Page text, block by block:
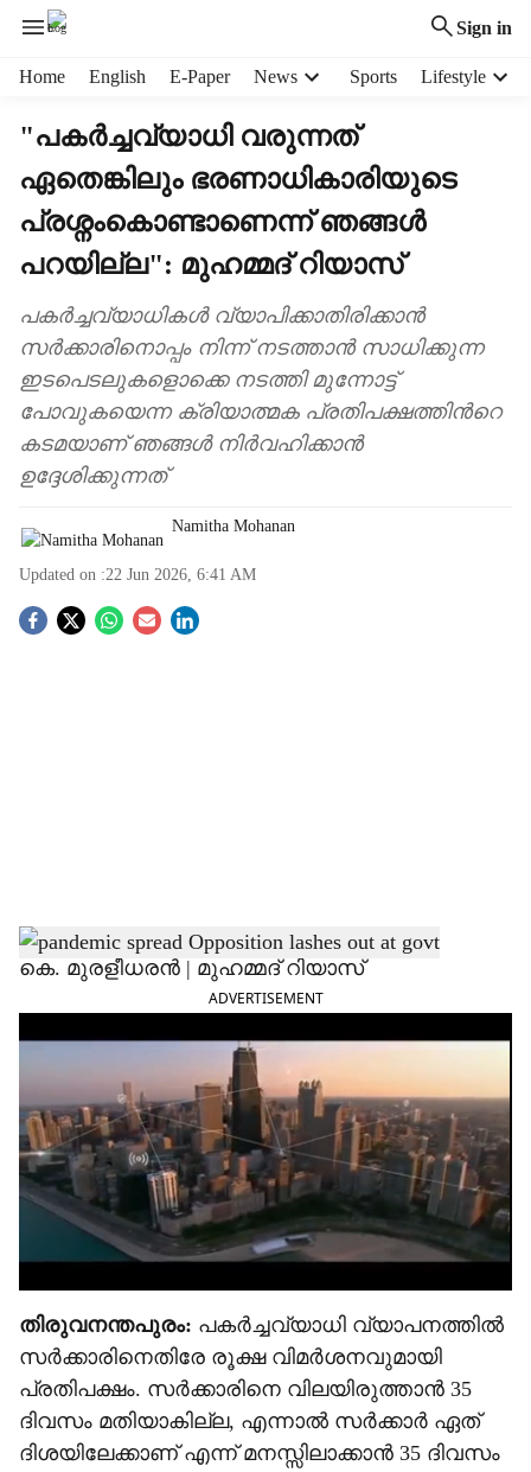
Sign in
Home English E-Paper News Sports Lifestyle
"പകർച്ചവ്യാധി വരുന്നത്
ഏതെങ്കിലും ഭരണാധികാരിയുടെ
പ്രശ്നംകൊണ്ടാണെന്ന് ഞങ്ങൾ
പറയില്ല": മുഹമ്മദ് റിയാസ്
പകർച്ചവ്യാധികൾ വ്യാപിക്കാതിരിക്കാൻ
സർക്കാരിനൊപ്പം നിന്ന് നടത്താൻ സാധിക്കുന്ന
ഇടപെടലുകളൊക്കെ നടത്തി മുന്നോട്ട്
പോവുകയെന്ന ക്രിയാത്മക പ്രതിപക്ഷത്തിന്‍റെ
കടമയാണ് ഞങ്ങൾ നിർവഹിക്കാൻ
ഉദ്ദേശിക്കുന്നത്
Namitha Mohanan
Updated on :22 Jun 2026, 6:41 AM
S
h
a
e
കെ. മുരളീധരൻ | മുഹമ്മദ് റിയാസ്
ADVERTISEMENT
തിരുവനന്തപുരം: പകർച്ചവ്യാധി വ്യാപനത്തിൽ
സർക്കാരിനെതിരേ രൂക്ഷ വിമർശനവുമായി
പ്രതിപക്ഷം. സർക്കാരിനെ വിലയിരുത്താൻ 35
ദിവസം മതിയാകില്ല, എന്നാൽ സർക്കാർ ഏത്
ദിശയിലേക്കാണ് എന്ന് മനസ്സിലാക്കാൻ 35 ദിവസം